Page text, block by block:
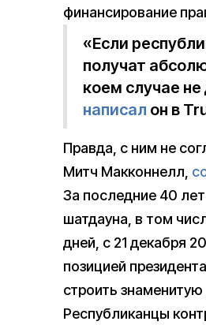
финансирование
«Если
получат
коем случае
написал он в
Правда, с ним не
Митч Макконнелл,
За последние 40
шатдауна, в том
дней, с 21 декабря
позицией
строить
Республиканцы